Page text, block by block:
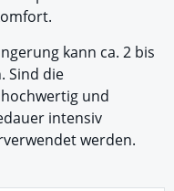
kann ca. 2 bis
Sind die
und
intensiv
werden.